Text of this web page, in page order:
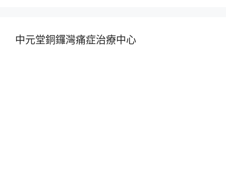
中元堂銅鑼灣痛症治療中心